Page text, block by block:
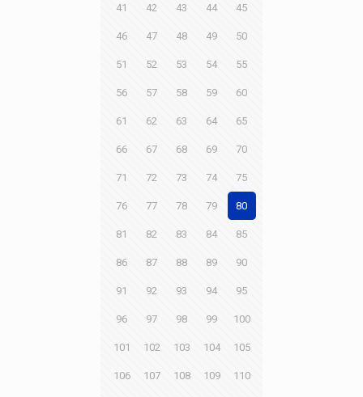
41 42 43 44 45
46 47 48 49 50
51 52 53 54 55
56 57 58 59 60
61 62 63 64 65
66 67 68 69 70
71 72 73 74 75
76 77 78 79 80
81 82 83 84 85
86 87 88 89 90
91 92 93 94 95
96 97 98 99 100
101 102 103 104 105
106 107 108 109 110